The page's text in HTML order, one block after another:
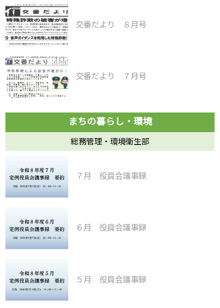
交番だより ８月号
交番だより ７月号
総務管理・環境衛生部
７月 役員会議事録
６月 役員会議事録
５月 役員会議事録